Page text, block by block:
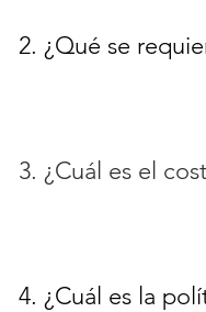
2. ¿Qué se
3. ¿Cuál es el
4. ¿Cuál es la